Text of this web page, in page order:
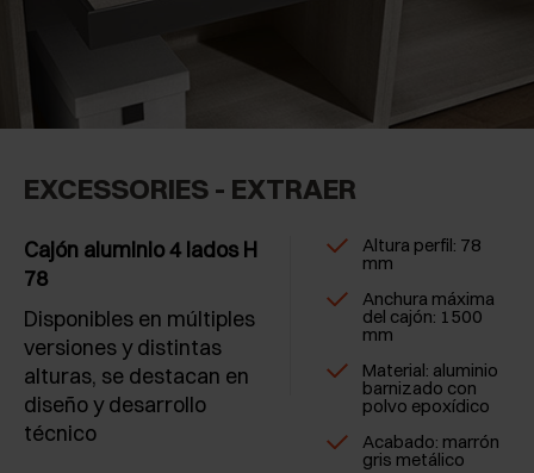
EXCESSORIES - EXTRAER
Cajón aluminio 4 lados H
78
Disponibles en múltiples
versiones y distintas
alturas, se destacan en
diseño y desarrollo
técnico
Altura perfil: 78
mm
Anchura máxima
del cajón: 1500
mm
Material: aluminio
barnizado con
polvo epoxídico
Acabado: marrón
gris metálico